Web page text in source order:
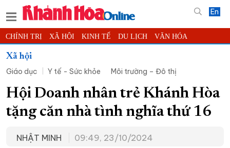
En
CHÍNH TRỊ XÃ HỘI KINH TẾ DU LỊCH VĂN HÓA
THỂ THAO
KHOA HỌC - CÔNG NGHỆ PHÁP LUẬT BẠN ĐỌC
THẾ GIỚI MULTIMEDIA VIDEO ĐỌC BÁO ONLINE
PODCAST THÔNG TIN - QUẢNG CÁO
TRƯỜNG SA BIỂN ĐẢO QUÊ HƯƠNG
Xã hội
Giáo dục
Y tế - Sức khỏe Môi trường – Đô thị
Hội Doanh nhân trẻ Khánh Hòa
tặng căn nhà tình nghĩa thứ 16
NHẬT MINH 09:49, 23/10/2024